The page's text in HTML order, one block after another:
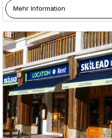
Mehr Information